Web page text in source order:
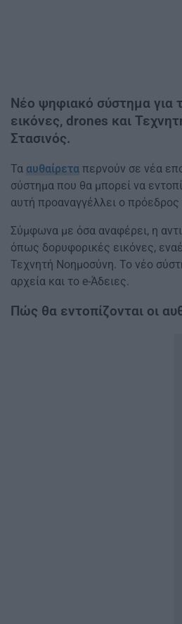
Νέο ψηφιακό σύστημα για
εικόνες, drones και
Στασινός.
Τα αυθαίρετα περνούν σε νέα
σύστημα που θα μπορεί να
αυτή προαναγγέλλει ο
Σύμφωνα με όσα αναφέρει, η
όπως δορυφορικές εικόνες,
Τεχνητή Νοημοσύνη. Το νέο
αρχεία και το e-Άδειες.
Πώς θα εντοπίζονται οι